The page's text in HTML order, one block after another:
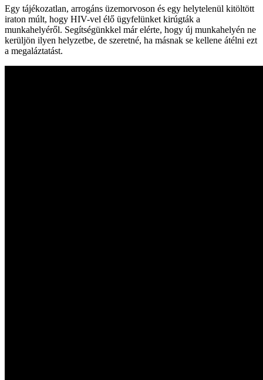
Egy tájékozatlan, arrogáns üzemorvoson és egy helytelenül kitöltött
iraton múlt, hogy HIV-vel élő ügyfelünket kirúgták a
munkahelyéről. Segítségünkkel már elérte, hogy új munkahelyén ne
kerüljön ilyen helyzetbe, de szeretné, ha másnak se kellene átélni ezt
a megaláztatást.